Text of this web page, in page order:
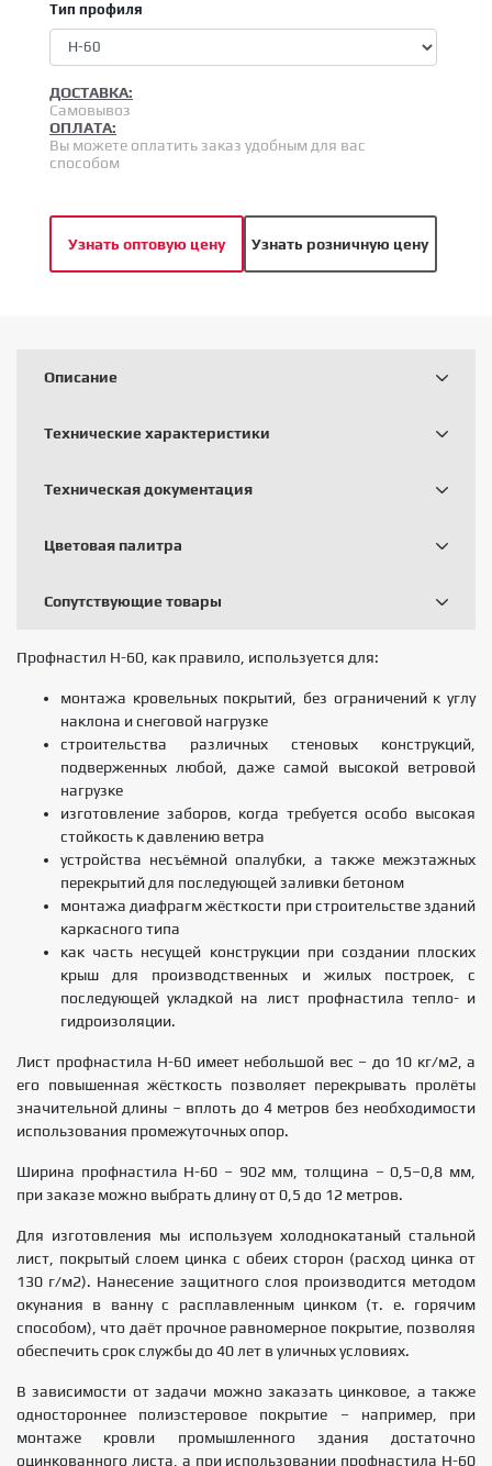
Тип профиля
ДОСТАВКА:
Самовывоз
ОПЛАТА:
Вы можете оплатить заказ удобным для вас
способом
Узнать оптовую цену Узнать розничную цену
Описание
Технические характеристики
Техническая документация
Цветовая палитра
Сопутствующие товары
Профнастил Н-60, как правило, используется для:
монтажа кровельных покрытий, без ограничений к углу
наклона и снеговой нагрузке
строительства различных стеновых конструкций,
подверженных любой, даже самой высокой ветровой
нагрузке
изготовление заборов, когда требуется особо высокая
стойкость к давлению ветра
устройства несъёмной опалубки, а также межэтажных
перекрытий для последующей заливки бетоном
монтажа диафрагм жёсткости при строительстве зданий
каркасного типа
как часть несущей конструкции при создании плоских
крыш для производственных и жилых построек, с
последующей укладкой на лист профнастила тепло- и
гидроизоляции.
Лист профнастила Н-60 имеет небольшой вес – до 10 кг/м2, а
его повышенная жёсткость позволяет перекрывать пролёты
значительной длины – вплоть до 4 метров без необходимости
использования промежуточных опор.
Ширина профнастила Н-60 – 902 мм, толщина – 0,5–0,8 мм,
при заказе можно выбрать длину от 0,5 до 12 метров.
Для изготовления мы используем холоднокатаный стальной
лист, покрытый слоем цинка с обеих сторон (расход цинка от
130 г/м2). Нанесение защитного слоя производится методом
окунания в ванну с расплавленным цинком (т. е. горячим
способом), что даёт прочное равномерное покрытие, позволяя
обеспечить срок службы до 40 лет в уличных условиях.
В зависимости от задачи можно заказать цинковое, а также
одностороннее полиэстеровое покрытие – например, при
монтаже кровли промышленного здания достаточно
оцинкованного листа, а при использовании профнастила Н-60